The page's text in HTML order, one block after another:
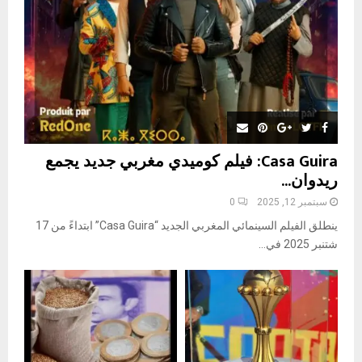
Casa Guira: فيلم كوميدي مغربي جديد يجمع
ريدوان...
سبتمبر 12, 2025 0
ينطلق الفيلم السينمائي المغربي الجديد “Casa Guira” ابتداءً من 17
شتنبر 2025 في...